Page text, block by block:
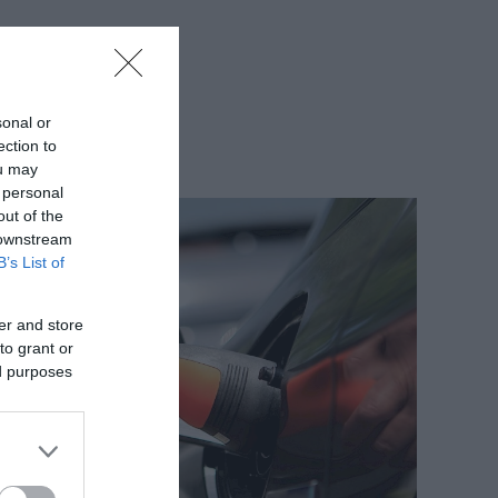
or
to
may
of the
List of
and store
grant or
purposes